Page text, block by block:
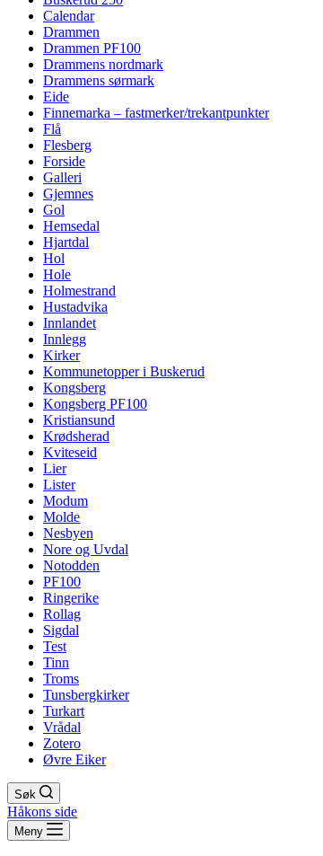
Calendar
Drammen
Drammen PF100
Drammens nordmark
Drammens sørmark
Eide
Finnemarka – fastmerker/trekantpunkter
Flå
Flesberg
Forside
Galleri
Gjemnes
Gol
Hemsedal
Hjartdal
Hol
Hole
Holmestrand
Hustadvika
Innlandet
Innlegg
Kirker
Kommunetopper i Buskerud
Kongsberg
Kongsberg PF100
Kristiansund
Krødsherad
Kviteseid
Lier
Lister
Modum
Molde
Nesbyen
Nore og Uvdal
Notodden
PF100
Ringerike
Rollag
Sigdal
Test
Tinn
Troms
Tunsbergkirker
Turkart
Vrådal
Zotero
Øvre Eiker
Søk
Håkons side
Meny